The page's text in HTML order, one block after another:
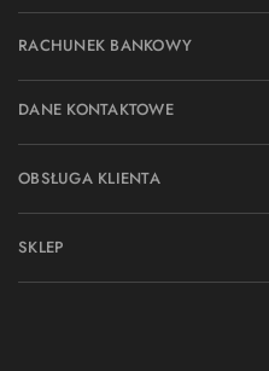
RACHUNEK BANKOWY
DANE KONTAKTOWE
OBSŁUGA KLIENTA
SKLEP